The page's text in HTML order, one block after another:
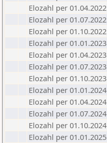
Elozahl per 01.04.2022
Elozahl per 01.07.2022
Elozahl per 01.10.2022
Elozahl per 01.01.2023
Elozahl per 01.04.2023
Elozahl per 01.07.2023
Elozahl per 01.10.2023
Elozahl per 01.01.2024
Elozahl per 01.04.2024
Elozahl per 01.07.2024
Elozahl per 01.10.2024
Elozahl per 01.01.2025